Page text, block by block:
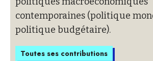
contemporaines (politique
politique budgétaire).
Toutes ses contributions